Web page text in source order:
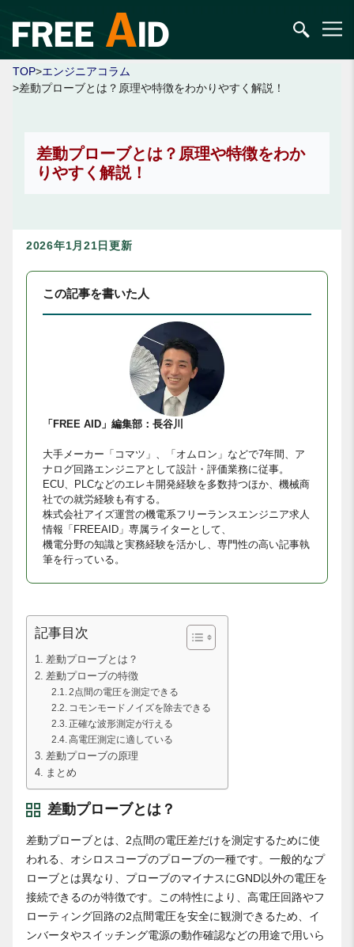
TOP>エンジニアコラム
>差動プローブとは？原理や特徴をわかりやすく解説！
差動プローブとは？原理や特徴をわか
りやすく解説！
2026年1月21日更新
この記事を書いた人
「FREE AID」編集部：長谷川
大手メーカー「コマツ」、「オムロン」などで7年間、ア
ナログ回路エンジニアとして設計・評価業務に従事。
ECU、PLCなどのエレキ開発経験を多数持つほか、機械商
社での就労経験も有する。
株式会社アイズ運営の機電系フリーランスエンジニア求人
情報「FREEAID」専属ライターとして、
機電分野の知識と実務経験を活かし、専門性の高い記事執
筆を行っている。
記事目次
差動プローブとは？
差動プローブの特徴
2点間の電圧を測定できる
コモンモードノイズを除去できる
正確な波形測定が行える
高電圧測定に適している
差動プローブの原理
まとめ
差動プローブとは？
差動プローブとは、2点間の電圧差だけを測定するために使
われる、オシロスコープのプローブの一種です。一般的なプ
ローブとは異なり、プローブのマイナスにGND以外の電圧を
接続できるのが特徴です。この特性により、高電圧回路やフ
ローティング回路の2点間電圧を安全に観測できるため、イ
ンバータやスイッチング電源の動作確認などの用途で用いら